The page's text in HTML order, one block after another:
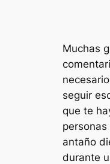
Muchas
seguir
que te
antaño
durante